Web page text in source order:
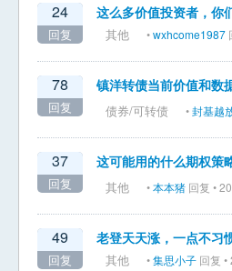
24
回复
这么多价值投资者，你
其他 •wxhcome1987
78
回复
镇洋转债当前价值和数
债券/可转债 •封基越
37
回复
这可能用的什么期权策
其他 •本本猪 回复 •
49
回复
老登天天涨，一点不习
其他 •集思小子 回复